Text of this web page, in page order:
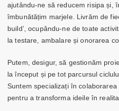
ajutându-ne să reducem risipa și,
îmbunătățim marjele. Livrăm de
build’, ocupându-ne de toate
la testare, ambalare și onorarea
Putem, desigur, să gestionăm
la început și pe tot parcursul
Suntem specializați în
pentru a transforma ideile în